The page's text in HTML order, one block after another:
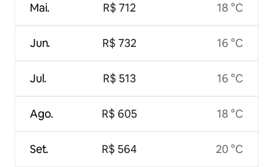
Mai.
Jun.
Jul.
Ago.
Set.
R$ 712
R$ 732
R$ 513
R$ 605
R$ 564
18 °C
16 °C
16 °C
18 °C
20 °C